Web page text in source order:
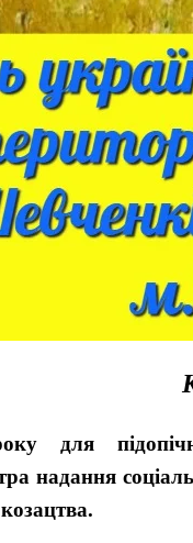
для
надання